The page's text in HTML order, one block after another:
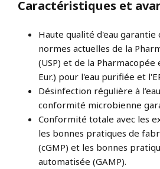
Caractéristiques et
Haute qualité d'eau
normes actuelles de la
(USP) et de la Pharmacopée
Eur.) pour l'eau purifiée et
Désinfection régulière à
conformité microbienne
Conformité totale avec les
les bonnes pratiques de
(cGMP) et les bonnes
automatisée (GAMP).